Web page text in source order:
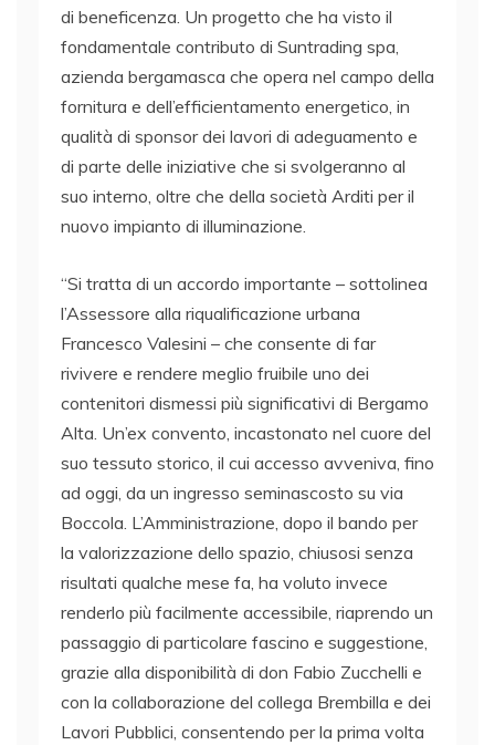
di beneficenza. Un progetto che ha visto il
fondamentale contributo di Suntrading spa,
azienda bergamasca che opera nel campo della
fornitura e dell’efficientamento energetico, in
qualità di sponsor dei lavori di adeguamento e
di parte delle iniziative che si svolgeranno al
suo interno, oltre che della società Arditi per il
nuovo impianto di illuminazione.
“Si tratta di un accordo importante – sottolinea
l’Assessore alla riqualificazione urbana
Francesco Valesini – che consente di far
rivivere e rendere meglio fruibile uno dei
contenitori dismessi più significativi di Bergamo
Alta. Un’ex convento, incastonato nel cuore del
suo tessuto storico, il cui accesso avveniva, fino
ad oggi, da un ingresso seminascosto su via
Boccola. L’Amministrazione, dopo il bando per
la valorizzazione dello spazio, chiusosi senza
risultati qualche mese fa, ha voluto invece
renderlo più facilmente accessibile, riaprendo un
passaggio di particolare fascino e suggestione,
grazie alla disponibilità di don Fabio Zucchelli e
con la collaborazione del collega Brembilla e dei
Lavori Pubblici, consentendo per la prima volta